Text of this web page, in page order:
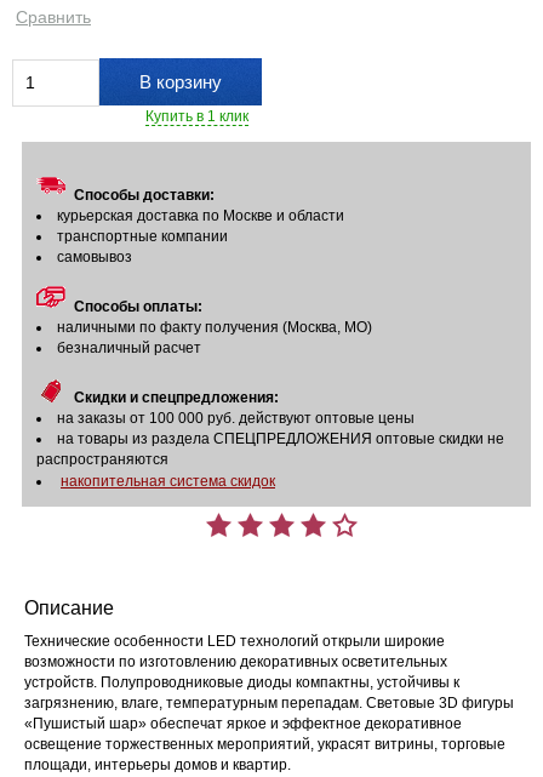
Сравнить
В корзину
Купить в 1 клик
Способы доставки:
курьерская доставка по Москве и области
транспортные компании
самовывоз
Способы оплаты:
наличными по факту получения (Москва, МО)
безналичный расчет
Скидки и спецпредложения:
на заказы от 100 000 руб. действуют оптовые цены
на товары из раздела СПЕЦПРЕДЛОЖЕНИЯ оптовые скидки не
распространяются
накопительная система скидок
Описание
Технические особенности LED технологий открыли широкие
возможности по изготовлению декоративных осветительных
устройств. Полупроводниковые диоды компактны, устойчивы к
загрязнению, влаге, температурным перепадам. Световые 3D фигуры
«Пушистый шар» обеспечат яркое и эффектное декоративное
освещение торжественных мероприятий, украсят витрины, торговые
площади, интерьеры домов и квартир.